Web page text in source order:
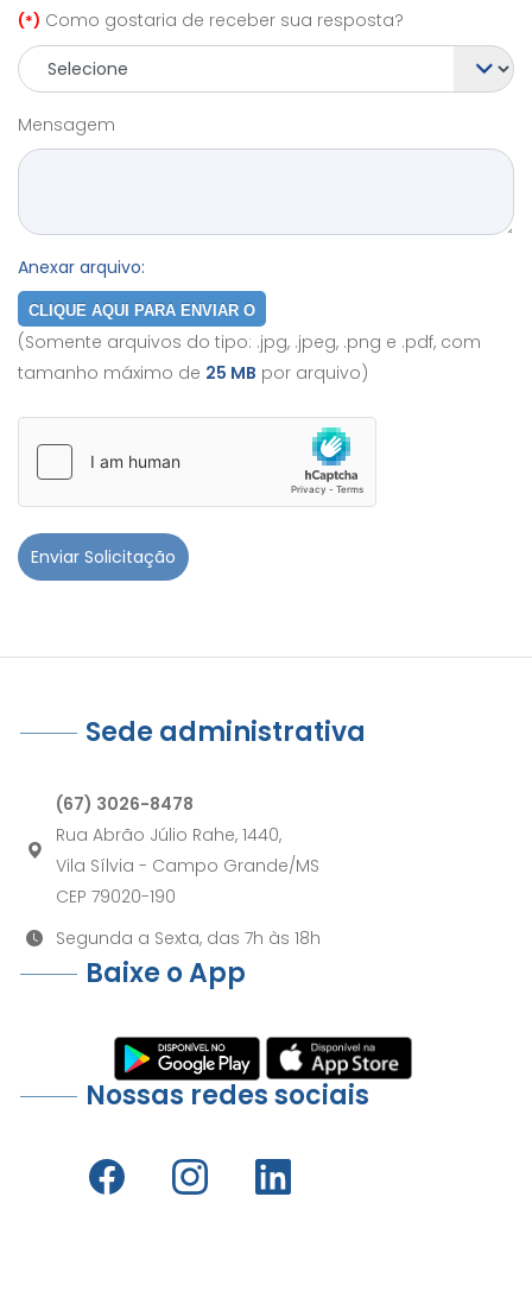
(*) Como gostaria de receber sua resposta?
Mensagem
Anexar arquivo:
CLIQUE AQUI PARA ENVIAR O
DOCUMENTO
(Somente arquivos do tipo: .jpg, .jpeg, .png e .pdf, com
tamanho máximo de 25 MB por arquivo)
Sede administrativa
(67) 3026-8478
Rua Abrão Júlio Rahe, 1440,
Vila Sílvia - Campo Grande/MS
CEP 79020-190
Segunda a Sexta, das 7h às 18h
Baixe o App
Nossas redes sociais